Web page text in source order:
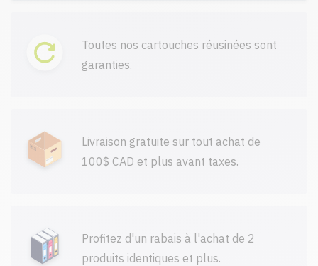
Toutes nos cartouches réusinées sont
garanties.
Livraison gratuite sur tout achat de
100$ CAD et plus avant taxes.
Profitez d'un rabais à l'achat de 2
produits identiques et plus.